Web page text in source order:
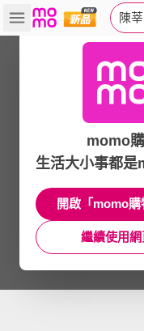
陳莘
momo
生活大小事都是
開啟「momo
繼續使用網